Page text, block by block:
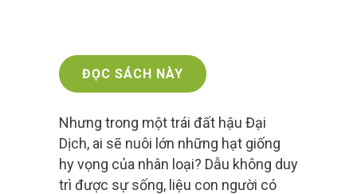
ĐỌC SÁCH NÀY
Nhưng trong một trái đất hậu Đại
Dịch, ai sẽ nuôi lớn những hạt giống
hy vọng của nhân loại? Dẫu không duy
trì được sự sống, liệu con người có